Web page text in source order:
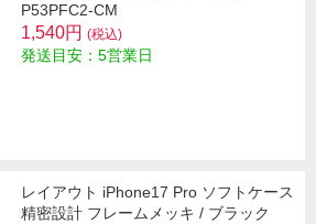
P53PFC2-CM
1,540円 (税込)
発送目安：5営業日
レイアウト iPhone17 Pro ソフトケース
精密設計 フレームメッキ / ブラック